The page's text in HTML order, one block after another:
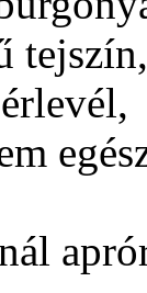
tejszín,